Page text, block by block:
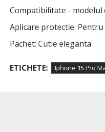
Compatibilitate - modelul
Aplicare protectie:
Pachet: Cutie eleganta
ETICHETE: Iphone 15 Pro